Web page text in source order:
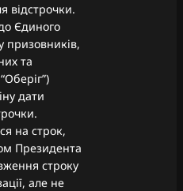
відстрочки.
Єдиного
призовників,
та
дати
на строк,
Президента
строку
але не